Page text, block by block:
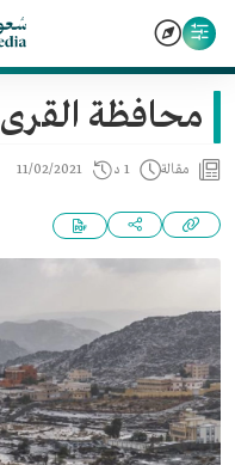
محافظة القرى
مقالة 1 د 11/02/2021